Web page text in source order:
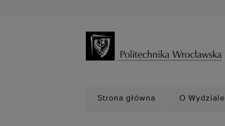
Strona główna O Wydziale